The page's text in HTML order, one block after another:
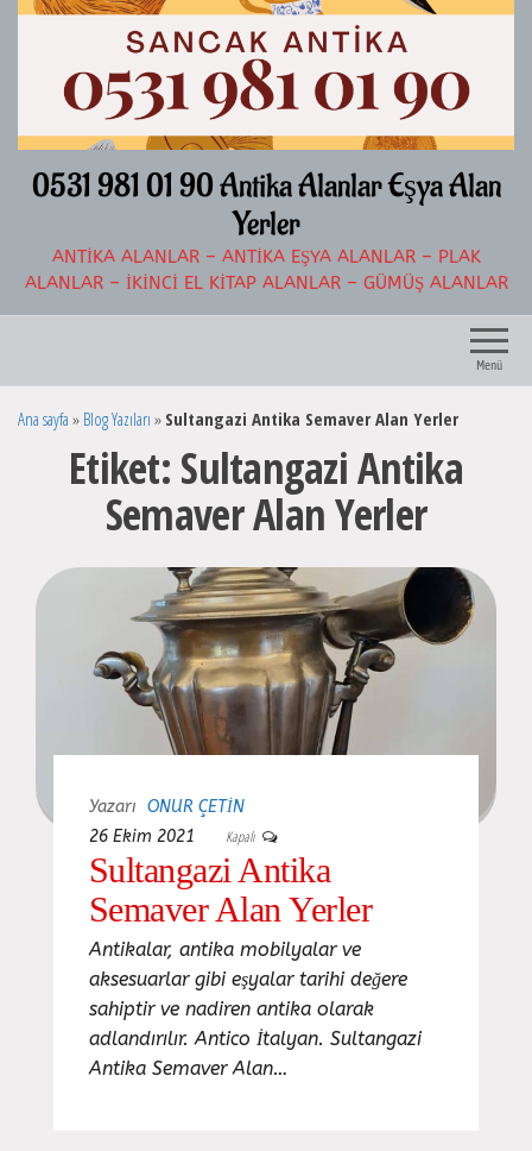
İçeriğe
0531 981 01 90 Antika Alanlar Eşya Alan
Yerler
ANTIKA ALANLAR – ANTIKA EŞYA ALANLAR – PLAK
ALANLAR – İKINCI EL KITAP ALANLAR – GÜMÜŞ ALANLAR
Menü
Ana sayfa » Blog Yazıları » Sultangazi Antika Semaver Alan Yerler
Etiket: Sultangazi Antika
Semaver Alan Yerler
Yazarı ONUR ÇETIN
26 Ekim 2021
Kapalı
Sultangazi Antika
Semaver Alan Yerler
Antikalar, antika mobilyalar ve
aksesuarlar gibi eşyalar tarihi değere
sahiptir ve nadiren antika olarak
adlandırılır. Antico İtalyan. Sultangazi
Antika Semaver Alan…